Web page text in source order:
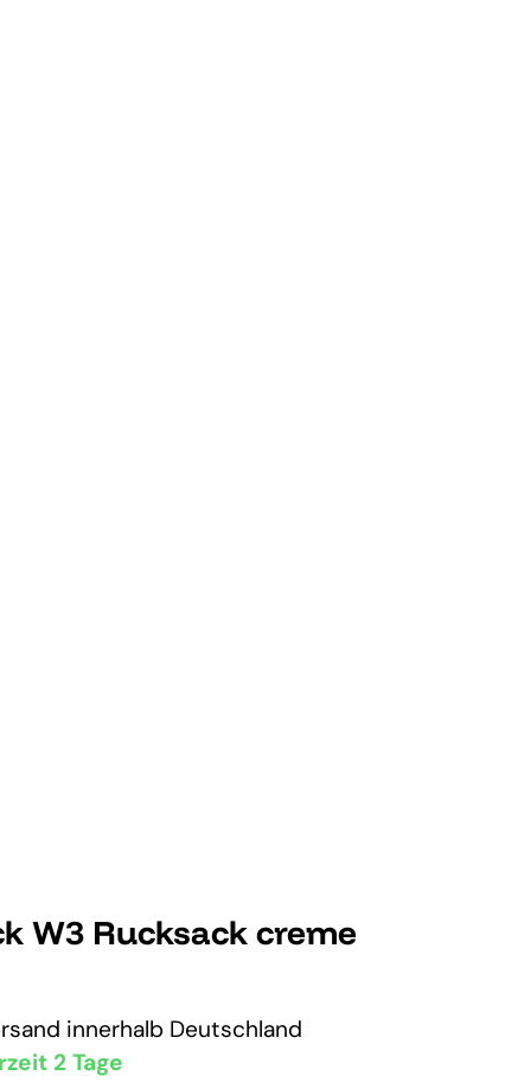
W3 Rucksack creme
innerhalb Deutschland
2 Tage